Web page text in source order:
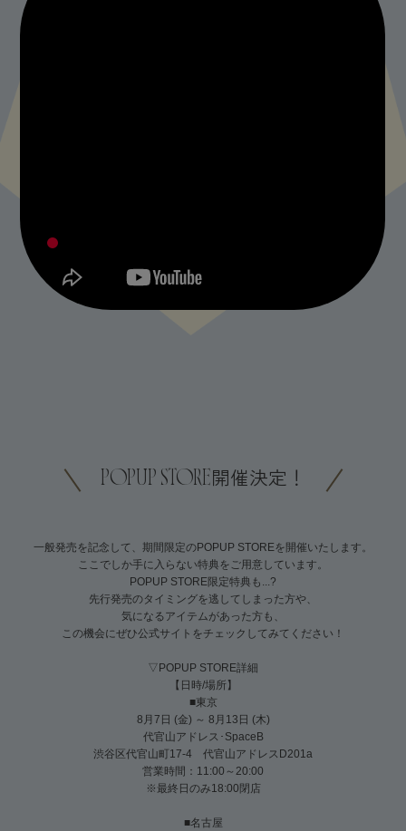
POPUP STORE開催決定！
一般発売を記念して、期間限定のPOPUP STOREを開催いたします。
ここでしか手に入らない特典をご用意しています。
POPUP STORE限定特典も...?
先行発売のタイミングを逃してしまった方や、
気になるアイテムがあった方も、
この機会にぜひ公式サイトをチェックしてみてください！
▽POPUP STORE詳細
【日時/場所】
■東京
8月7日 (金) ～ 8月13日 (木)
代官山アドレス･SpaceB
渋谷区代官山町17-4 代官山アドレスD201a
営業時間：11:00～20:00
※最終日のみ18:00閉店
■名古屋